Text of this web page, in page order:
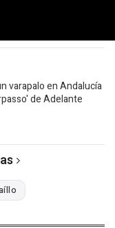
varapalo en Andalucía
de Adelante